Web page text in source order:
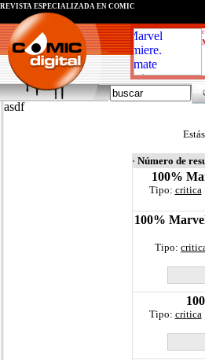
REVISTA ESPECIALIZADA EN CÓMIC
asdf
· Número de
100%
Tipo: critica
100%
Tipo:
Tipo: critica